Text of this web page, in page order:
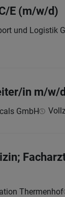
E (m/w/d)
und Logistik
in m/w/d
GmbH
Thermenhof